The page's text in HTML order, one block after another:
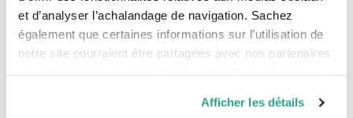
et d’analyser l’achalandage de navigation. Sachez
également que certaines informations sur l’utilisation de
notre site pourraient être partagées avec nos partenaires
vous leur auriez fournies ou qu’ils auraient collectées lors
Afficher les détails
Nosspécialistes en planification financière
Offre complète